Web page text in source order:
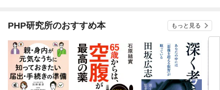
PHP研究所のおすすめ本 もっと見る